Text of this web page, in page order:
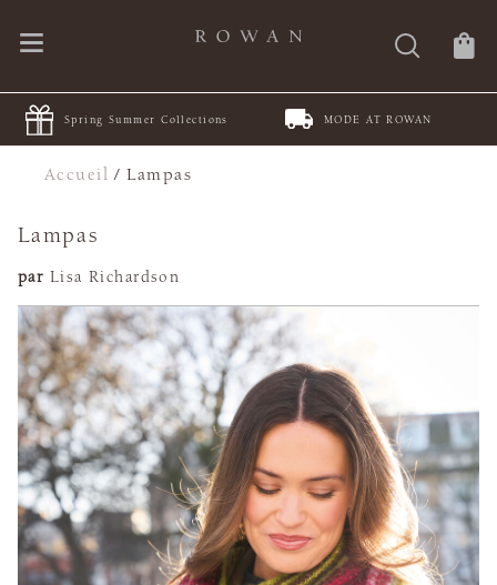
Spring Summer Collections MODE AT ROWAN
Accueil /Lampas
Lampas
par Lisa Richardson